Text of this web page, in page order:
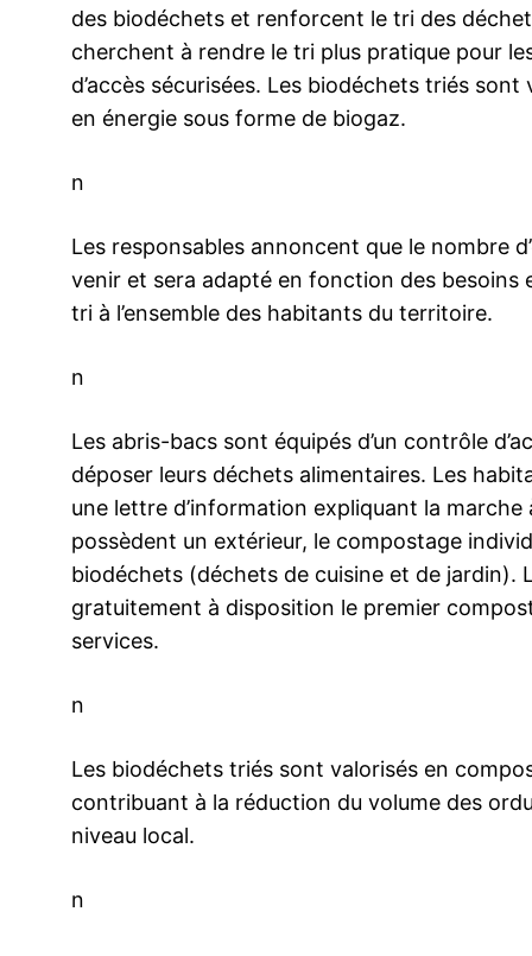
des biodéchets et renforcent le tri des
cherchent à rendre le tri plus pratique pour
d’accès sécurisées. Les biodéchets triés
en énergie sous forme de biogaz.
n
Les responsables annoncent que le nombre
venir et sera adapté en fonction des besoins
tri à l’ensemble des habitants du territoire.
n
Les abris-bacs sont équipés d’un contrôle
déposer leurs déchets alimentaires. Les
une lettre d’information expliquant la
possèdent un extérieur, le compostage
biodéchets (déchets de cuisine et de jardin).
gratuitement à disposition le premier
services.
n
Les biodéchets triés sont valorisés en
contribuant à la réduction du volume des
niveau local.
n